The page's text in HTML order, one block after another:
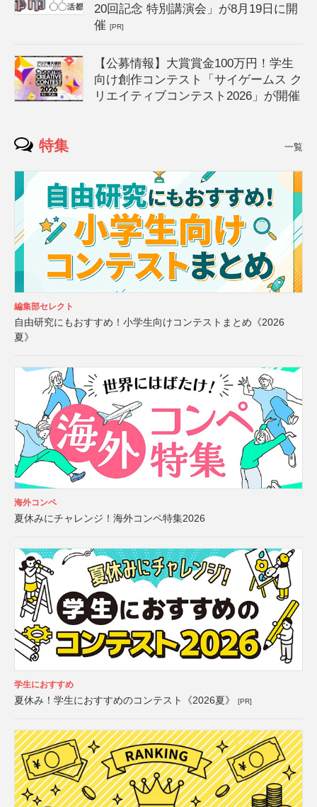
20回記念 特別講演会」が8月19日に開
催[PR]
【公募情報】大賞賞金100万円！学生
向け創作コンテスト「サイゲームス ク
リエイティブコンテスト2026」が開催
特集 一覧
編集部セレクト
自由研究にもおすすめ！小学生向けコンテストまとめ《2026
夏》
海外コンペ
夏休みにチャレンジ！海外コンペ特集2026
学生におすすめ
夏休み！学生におすすめのコンテスト《2026夏》 [PR]